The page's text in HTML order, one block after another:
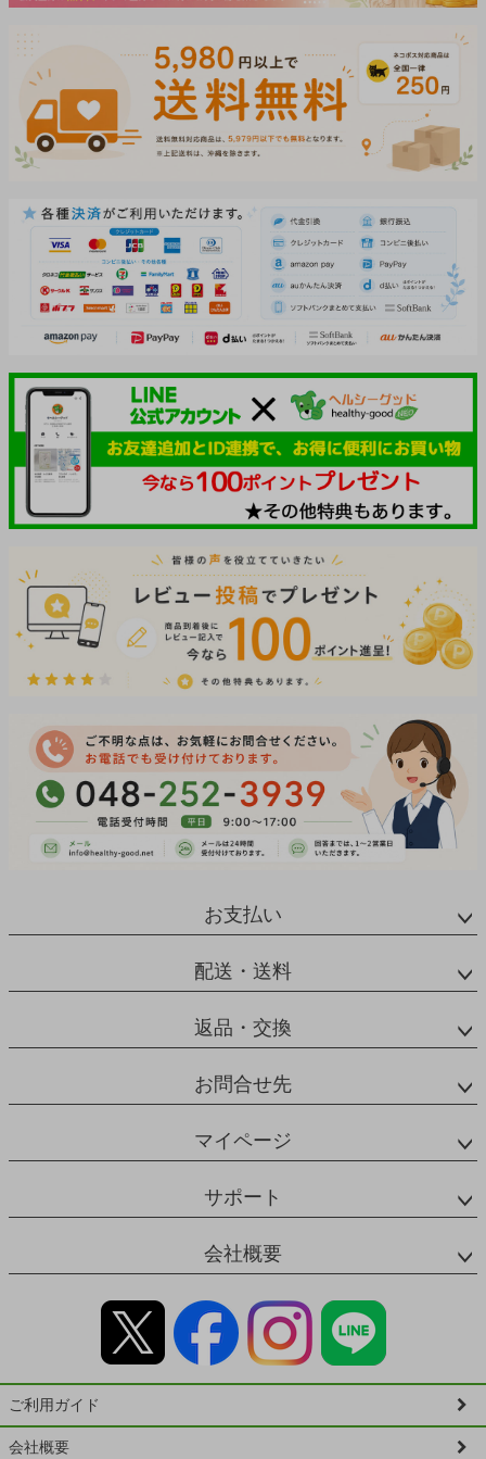
お支払い
配送・送料
返品・交換
お問合せ先
マイページ
サポート
会社概要
ご利用ガイド
会社概要